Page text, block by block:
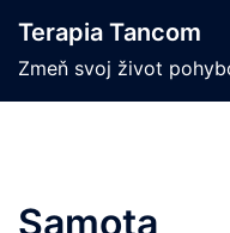
content
Terapia Tancom
Zmeň svoj život
Samota